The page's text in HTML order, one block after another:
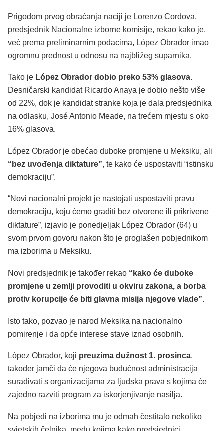
Prigodom prvog obraćanja naciji je Lorenzo Cordova,
predsjednik Nacionalne izborne komisije, rekao kako je,
već prema preliminarnim podacima, López Obrador imao
ogromnu prednost u odnosu na najbližeg suparnika.
Tako je López Obrador dobio preko 53% glasova.
Desničarski kandidat Ricardo Anaya je dobio nešto više
od 22%, dok je kandidat stranke koja je dala predsjednika
na odlasku, José Antonio Meade, na trećem mjestu s oko
16% glasova.
López Obrador je obećao duboke promjene u Meksiku, ali
“bez uvođenja diktature”, te kako će uspostaviti “istinsku
demokraciju”.
“Novi nacionalni projekt je nastojati uspostaviti pravu
demokraciju, koju ćemo graditi bez otvorene ili prikrivene
diktature”, izjavio je ponedjeljak López Obrador (64) u
svom prvom govoru nakon što je proglašen pobjednikom
ma izborima u Meksiku.
Novi predsjednik je također rekao “kako će duboke
promjene u zemlji provoditi u okviru zakona, a borba
protiv korupcije će biti glavna misija njegove vlade”.
Isto tako, pozvao je narod Meksika na nacionalno
pomirenje i da opće interese stave iznad osobnih.
López Obrador, koji preuzima dužnost 1. prosinca,
također jamči da će njegova budućnost administracija
surađivati s organizacijama za ljudska prava s kojima će
zajedno razviti program za iskorjenjivanje nasilja.
Na pobjedi na izborima mu je odmah čestitalo nekoliko